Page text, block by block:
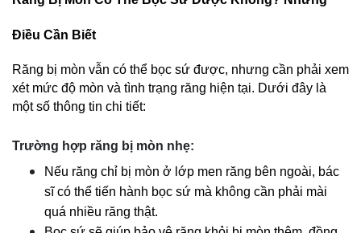
Điều Cần Biết
Răng bị mòn vẫn có thể bọc sứ được, nhưng cần phải xem
xét mức độ mòn và tình trạng răng hiện tại. Dưới đây là
một số thông tin chi tiết:
Trường hợp răng bị mòn nhẹ:
Nếu răng chỉ bị mòn ở lớp men răng bên ngoài, bác
sĩ có thể tiến hành bọc sứ mà không cần phải mài
quá nhiều răng thật.